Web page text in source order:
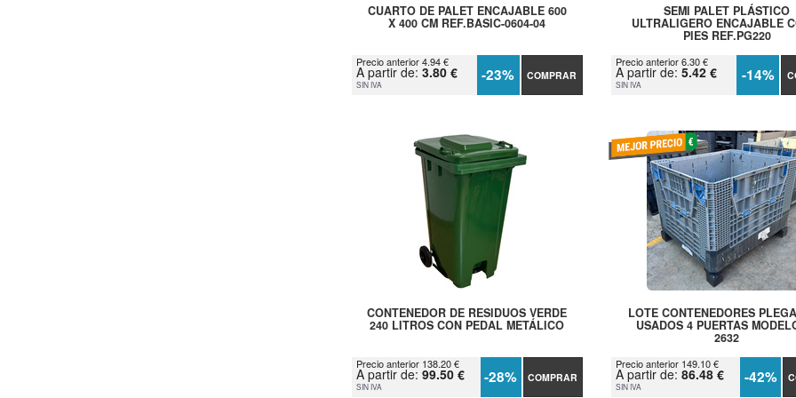
CUARTO DE PALET ENCAJABLE 600
X 400 CM REF.BASIC-0604-04
Precio anterior 4.94 €
A partir de: 3.80 €
SIN IVA -23% COMPRAR
SEMI PALET PLÁSTICO
ULTRALIGERO ENCAJABLE
PIES REF.PG220
Precio anterior 6.30 €
A partir de: 5.42 €
SIN IVA -14%
CONTENEDOR DE RESIDUOS VERDE
240 LITROS CON PEDAL METÁLICO
Precio anterior 138.20 €
A partir de: 99.50 €
SIN IVA -28% COMPRAR
LOTE CONTENEDORES
USADOS 4 PUERTAS
2632
Precio anterior 149.10 €
A partir de: 86.48 €
SIN IVA -42%